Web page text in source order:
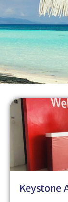
Keystone